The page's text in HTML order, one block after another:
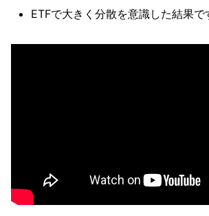
ETFで大きく分散を意識した結果で